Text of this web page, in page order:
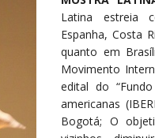
Latina estreia
Espanha, Costa
quanto em
Movimento
edital do
americanas
Bogotá; O